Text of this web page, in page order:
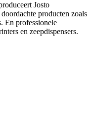
Josto
producten zoals
En professionele
en zeepdispensers.